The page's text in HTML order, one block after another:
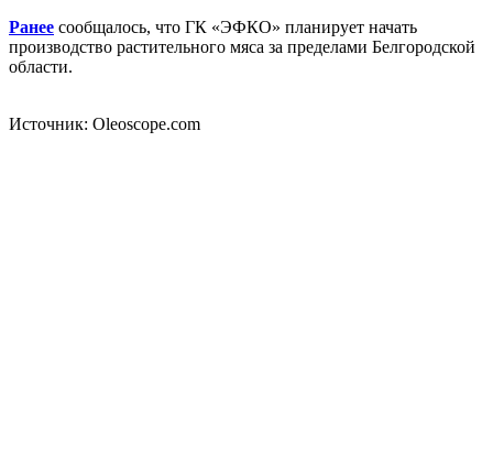
Ранее сообщалось, что ГК «ЭФКО» планирует начать
производство растительного мяса за пределами Белгородской
области.
Источник: Oleoscope.com